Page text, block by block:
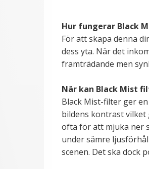
Hur fungerar Black
För att skapa denna
dess yta. När det
framträdande men
När kan Black Mist
Black Mist-filter ger
bildens kontrast vilket
ofta för att mjuka ner
under sämre
scenen. Det ska dock